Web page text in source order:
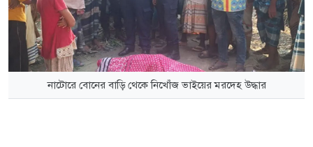
নাটোরে বোনের বাড়ি থেকে নিখোঁজ ভাইয়ের মরদেহ উদ্ধার